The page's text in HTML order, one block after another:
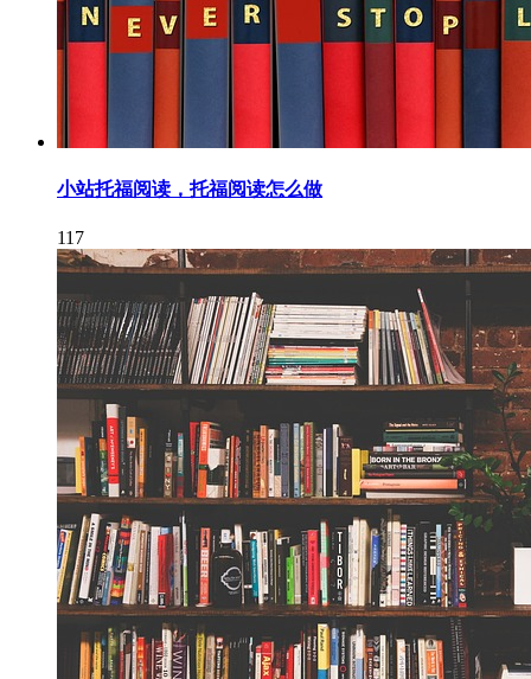
小站托福阅读，托福阅读怎么做
117